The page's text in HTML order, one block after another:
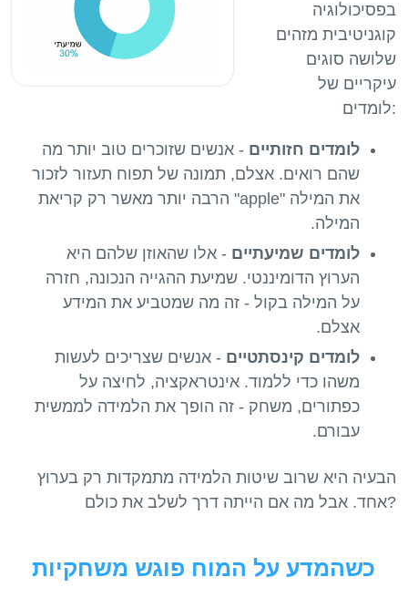
בפסיכולוגיה
קוגניטיבית מזהים
שלושה סוגים
עיקריים של
לומדים:
לומדים חזותיים - אנשים שזוכרים טוב יותר מה
שהם רואים. אצלם, תמונה של תפוח תעזור לזכור
את המילה "apple" הרבה יותר מאשר רק קריאת
המילה.
לומדים שמיעתיים - אלו שהאוזן שלהם היא
הערוץ הדומיננטי. שמיעת ההגייה הנכונה, חזרה
על המילה בקול - זה מה שמטביע את המידע
אצלם.
לומדים קינסתטיים - אנשים שצריכים לעשות
משהו כדי ללמוד. אינטראקציה, לחיצה על
כפתורים, משחק - זה הופך את הלמידה לממשית
עבורם.
הבעיה היא שרוב שיטות הלמידה מתמקדות רק בערוץ
אחד. אבל מה אם הייתה דרך לשלב את כולם?
כשהמדע על המוח פוגש משחקיות